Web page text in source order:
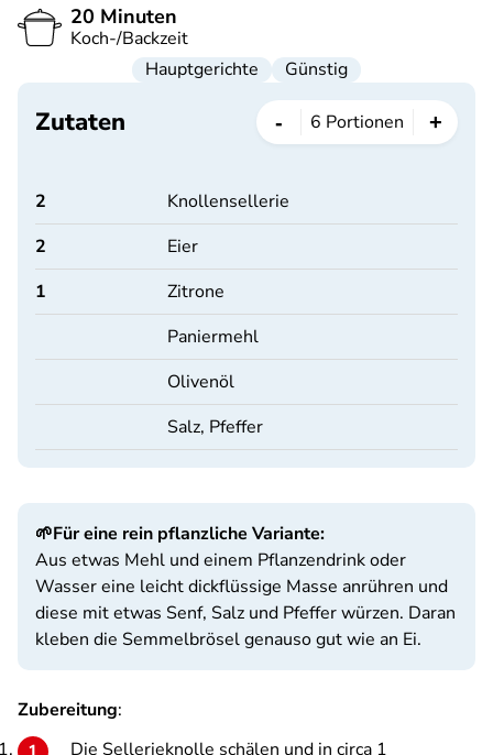
20 Minuten
Koch-/Backzeit
Hauptgerichte
Günstig
Zutaten - 6 Portionen +
2
Knollensellerie
2
Eier
1
Zitrone
Paniermehl
Olivenöl
Salz, Pfeffer
🌱Für eine rein pflanzliche Variante:
Aus etwas Mehl und einem Pflanzendrink oder
Wasser eine leicht dickflüssige Masse anrühren und
diese mit etwas Senf, Salz und Pfeffer würzen. Daran
kleben die Semmelbrösel genauso gut wie an Ei.
Zubereitung:
Die Sellerieknolle schälen und in circa 1